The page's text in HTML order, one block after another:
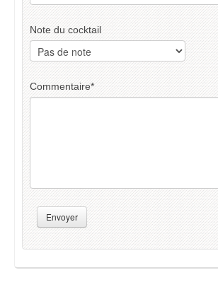
Note du cocktail
Commentaire*
Envoyer